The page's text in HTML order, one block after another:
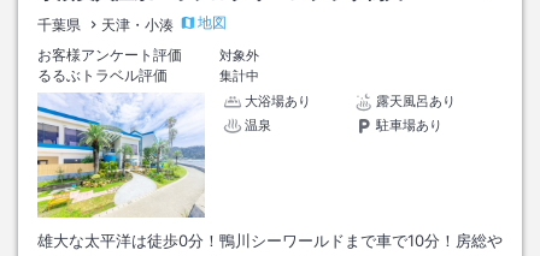
千葉県 天津・小湊
地図
お客様アンケート評価
対象外
るるぶトラベル評価
集計中
大浴場あり
露天風呂あり
温泉
駐車場あり
雄大な太平洋は徒歩0分！鴨川シーワールドまで車で10分！房総や